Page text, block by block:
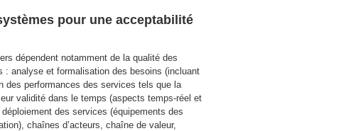
pour une acceptabilité
dépendent notamment de la qualité des
analyse et formalisation des besoins (incluant
des performances des services tels que la
validité dans le temps (aspects temps-réel et
des services (équipements des
chaînes d’acteurs, chaîne de valeur,